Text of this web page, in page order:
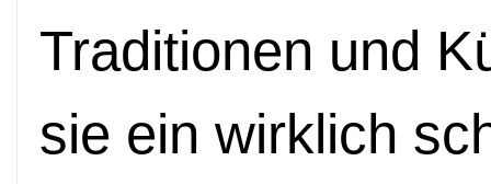
Traditionen und
sie ein wirklich